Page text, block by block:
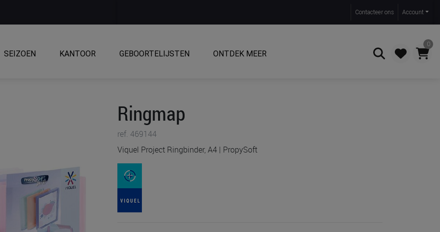
Contacteer ons Account
SEIZOEN KANTOOR GEBOORTELIJSTEN ONTDEK MEER
0
Ringmap
ref. 469144
Viquel Project Ringbinder, A4 | PropySoft